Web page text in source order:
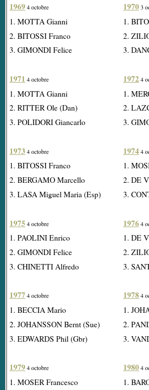
1969 4 octobre
1. MOTTA Gianni
2. BITOSSI Franco
3. GIMONDI Felice
1971 4 octobre
1. MOTTA Gianni
2. RITTER Ole (Dan)
3. POLIDORI Giancarlo
1973 4 octobre
1. BITOSSI Franco
2. BERGAMO Marcello
3. LASA Miguel Maria (Esp)
1975 4 octobre
1. PAOLINI Enrico
2. GIMONDI Felice
3. CHINETTI Alfredo
1977 4 octobre
1. BECCIA Mario
2. JOHANSSON Bernt (Sue)
3. EDWARDS Phil (Gbr)
1979 4 octobre
1. MOSER Francesco
1970 3
1.
2.
3.
1972 4
1.
2.
3.
1974 4
1.
2. DE
3.
1976 4
1. DE
2.
3.
1978 4
1.
2.
3.
1980 4
1.